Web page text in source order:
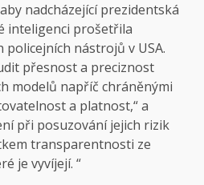
nadcházející prezidentská
inteligenci prošetřila
nástrojů v USA.
přesnost a preciznost
modelů napříč chráněnými
a platnost,“ a
při posuzování jejich rizik
transparentnosti ze
je vyvíjejí. “